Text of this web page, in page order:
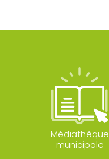
Médiathèque
municipale